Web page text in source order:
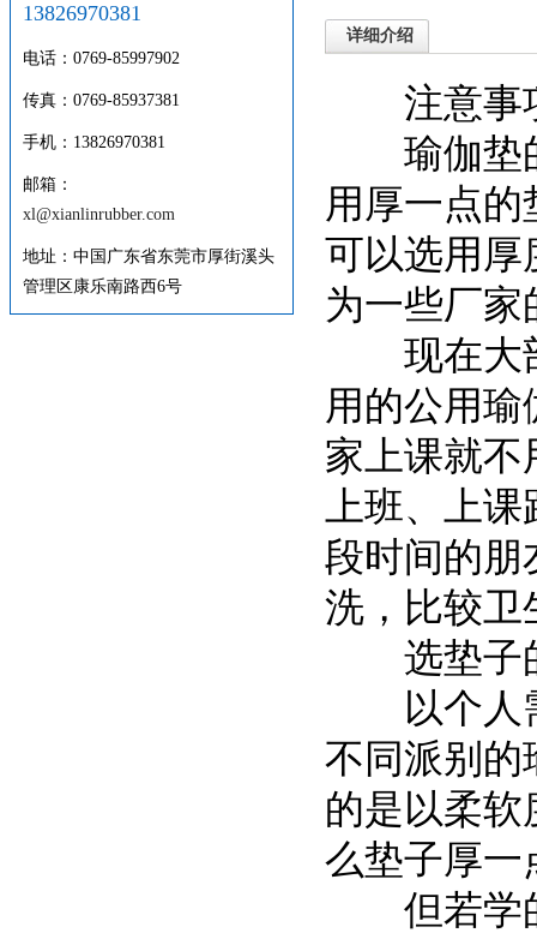
13826970381
电话：0769-85997902
传真：0769-85937381
手机：13826970381
邮箱：
xl@xianlinrubber.com
地址：中国广东省东莞市厚街溪头
管理区康乐南路西6号
详细介绍
注意事
瑜伽垫的
用厚一点的
可以选用厚
为一些厂家
现在大部
用的公用
家上课就不
上班、上
段时间的朋
洗，比较卫
选垫子的
以个人需
不同派别的
的是以柔
么垫子厚一
但若学的